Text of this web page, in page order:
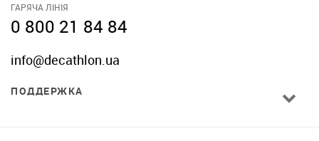
ГАРЯЧА ЛІНІЯ
0 800 21 84 84
info@decathlon.ua
ПОДДЕРЖКА